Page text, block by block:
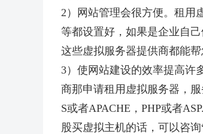
2）网站管理会很方便。租用
等都设置好，如果是企业自
这些虚拟服务器提供商都能帮
3）使网站建设的效率提高许
商那申请租用虚拟服务器，
S或者APACHE，PHP或者
股买虚拟主机的话，可以咨询